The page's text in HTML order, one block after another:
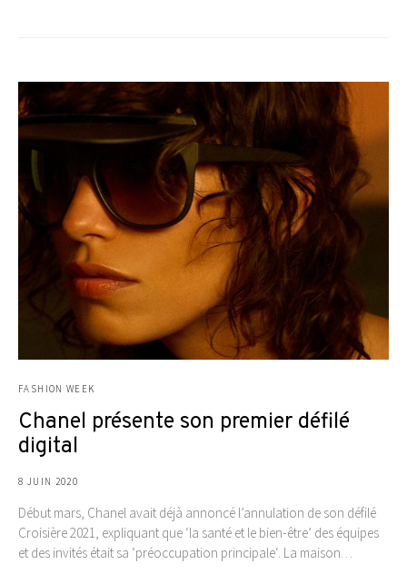
FASHION WEEK
Chanel présente son premier défilé
digital
8 JUIN 2020
Début mars, Chanel avait déjà annoncé l’annulation de son défilé
Croisière 2021, expliquant que ‘la santé et le bien-être’ des équipes
et des invités était sa ‘préoccupation principale‘. La maison…